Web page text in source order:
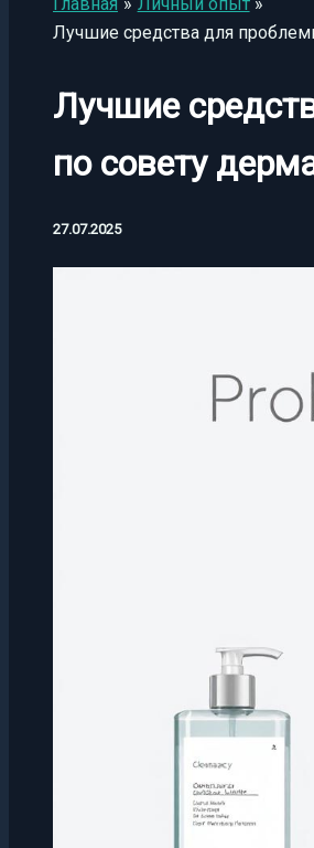
Лучшие средства для
Лучшие
по совету
27.07.2025